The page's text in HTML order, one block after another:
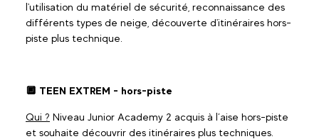
l'utilisation du matériel de sécurité, reconnaissance des
différents types de neige, découverte d'itinéraires hors-
piste plus technique.
🔲 TEEN EXTREM - hors-piste
Qui ? Niveau Junior Academy 2 acquis à l’aise hors-piste
et souhaite découvrir des itinéraires plus techniques.